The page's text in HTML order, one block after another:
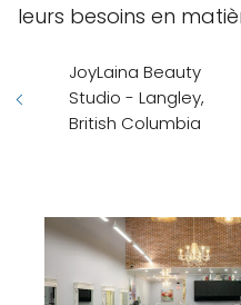
leurs besoins en
JoyLaina Beauty
Studio - Langley,
British Columbia